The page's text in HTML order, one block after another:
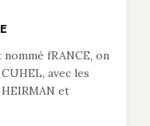
nommé fRANCE, on
avec les
et